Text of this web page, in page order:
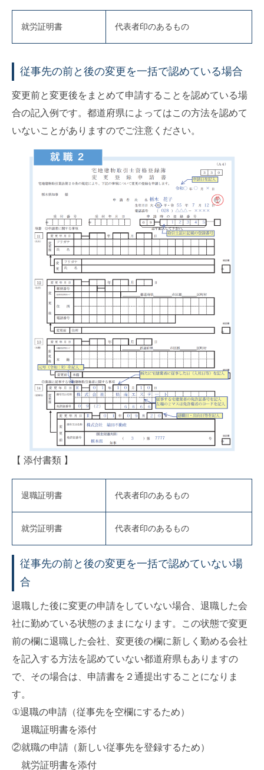
就労証明書 代表者印のあるもの
従事先の前と後の変更を一括で認めている場合
変更前と変更後をまとめて申請することを認めている場
合の記入例です。都道府県によってはこの方法を認めて
いないことがありますのでご注意ください。
【 添付書類 】
退職証明書 代表者印のあるもの
就労証明書 代表者印のあるもの
従事先の前と後の変更を一括で認めていない場
合
退職した後に変更の申請をしていない場合、退職した会
社に勤めている状態のままになります。この状態で変更
前の欄に退職した会社、変更後の欄に新しく勤める会社
を記入する方法を認めていない都道府県もありますの
で、その場合は、申請書を２通提出することになりま
す。
①退職の申請（従事先を空欄にするため）
退職証明書を添付
②就職の申請（新しい従事先を登録するため）
就労証明書を添付